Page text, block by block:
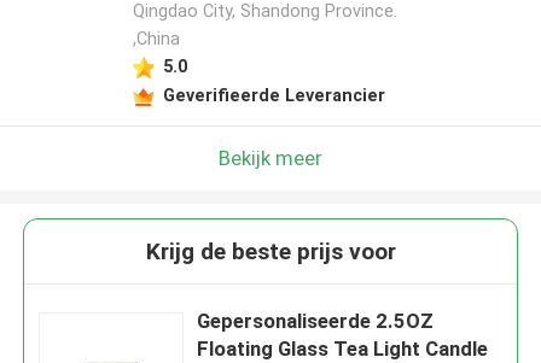
Qingdao City, Shandong Province.
,China
5.0
Geverifieerde Leverancier
Bekijk meer
Krijg de beste prijs voor
Gepersonaliseerde 2.5OZ
Floating Glass Tea Light Candle